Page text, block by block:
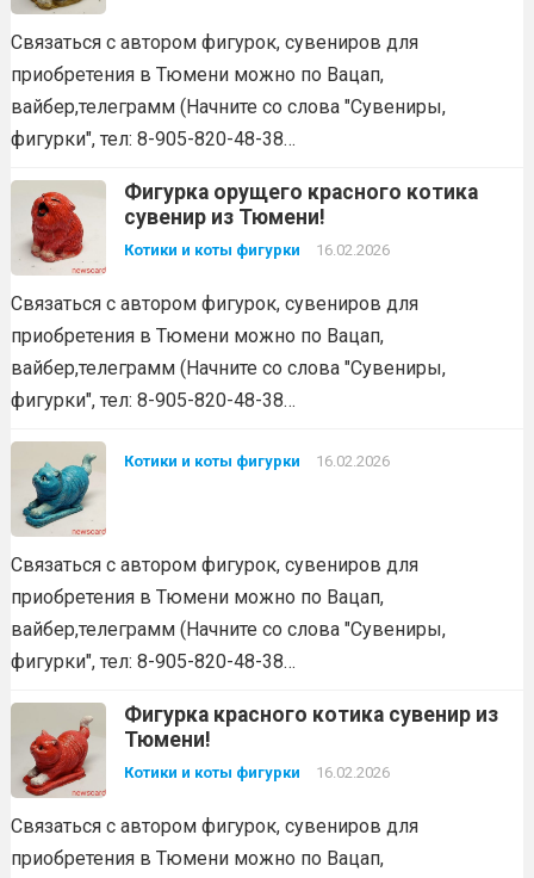
Связаться с автором фигурок, сувениров для
приобретения в Тюмени можно по Вацап,
вайбер,телеграмм (Начните со слова "Сувениры,
фигурки", тел: 8-905-820-48-38…
Фигурка орущего красного котика
сувенир из Тюмени!
Котики и коты фигурки 16.02.2026
Связаться с автором фигурок, сувениров для
приобретения в Тюмени можно по Вацап,
вайбер,телеграмм (Начните со слова "Сувениры,
фигурки", тел: 8-905-820-48-38…
Котики и коты фигурки 16.02.2026
Связаться с автором фигурок, сувениров для
приобретения в Тюмени можно по Вацап,
вайбер,телеграмм (Начните со слова "Сувениры,
фигурки", тел: 8-905-820-48-38…
Фигурка красного котика сувенир из
Тюмени!
Котики и коты фигурки 16.02.2026
Связаться с автором фигурок, сувениров для
приобретения в Тюмени можно по Вацап,